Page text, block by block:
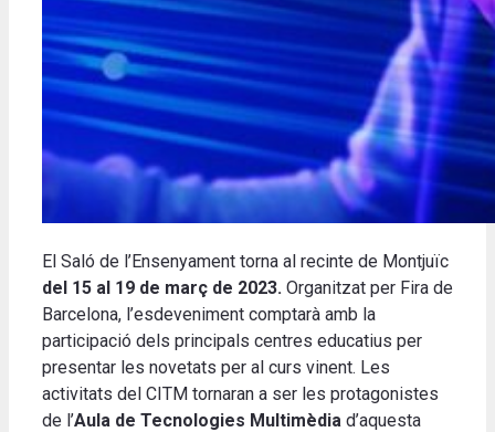
El Saló de l’Ensenyament torna al recinte de Montjuïc
del 15 al 19 de març de 2023. Organitzat per Fira de
Barcelona, l’esdeveniment comptarà amb la
participació dels principals centres educatius per
presentar les novetats per al curs vinent. Les
activitats del CITM tornaran a ser les protagonistes
de l’Aula de Tecnologies Multimèdia d’aquesta